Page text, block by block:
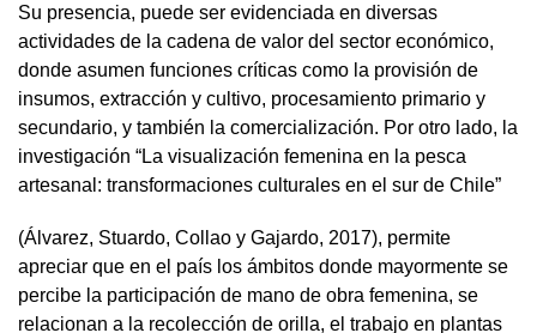
Su presencia, puede ser evidenciada en diversas
actividades de la cadena de valor del sector económico,
donde asumen funciones críticas como la provisión de
insumos, extracción y cultivo, procesamiento primario y
secundario, y también la comercialización. Por otro lado, la
investigación “La visualización femenina en la pesca
artesanal: transformaciones culturales en el sur de Chile”
(Álvarez, Stuardo, Collao y Gajardo, 2017), permite
apreciar que en el país los ámbitos donde mayormente se
percibe la participación de mano de obra femenina, se
relacionan a la recolección de orilla, el trabajo en plantas